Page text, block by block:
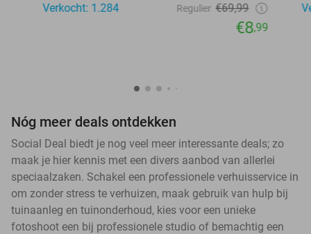
Verkocht: 1.284
Regulier €69,99
€8,99
Nóg meer deals ontdekken
Social Deal biedt je nog veel meer interessante deals; zo
maak je hier kennis met een divers aanbod van allerlei
speciaalzaken. Schakel een professionele verhuisservice in
om zonder stress te verhuizen, maak gebruik van hulp bij
tuinaanleg en tuinonderhoud, kies voor een unieke
fotoshoot een bij professionele studio of bemachtig een